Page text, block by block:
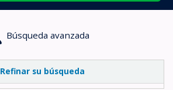
Búsqueda avanzada
Refinar su búsqueda